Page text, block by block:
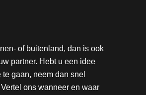
of buitenland, dan is ook
partner. Hebt u een idee
gaan, neem dan snel
ons wanneer en waar